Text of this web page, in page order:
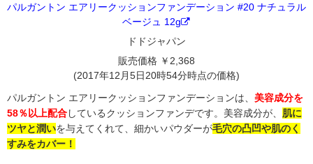
パルガントン エアリークッションファンデーション #20 ナチュラル
ベージュ 12g
ドドジャパン
販売価格 ￥2,368
(2017年12月5日20時54分時点の価格)
パルガントン エアリークッションファンデーションは、 美容成分を
58％以上配合しているクッションファンデです。美容成分が、 肌に
ツヤと潤いを与えてくれて、細かいパウダーが毛穴の凸凹や肌のく
すみをカバー！